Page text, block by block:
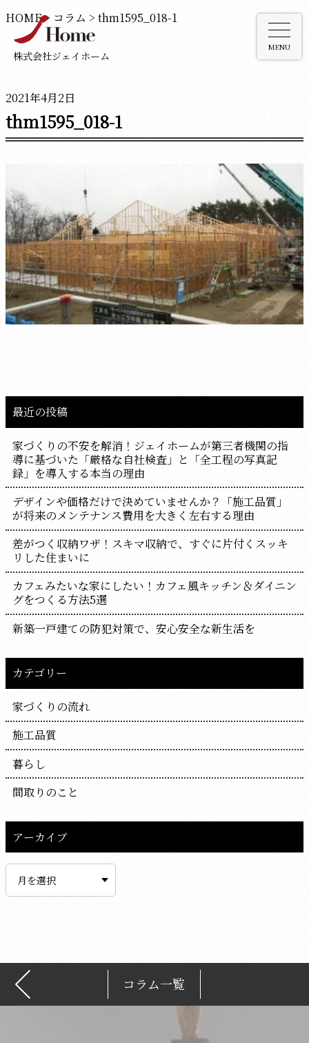
株式会社ジェイホーム
MENU
HOME> コラム > thm1595_018-1
2021年4月2日
thm1595_018-1
最近の投稿
家づくりの不安を解消！ジェイホームが第三者機関の指
導に基づいた「厳格な自社検査」と「全工程の写真記
録」を導入する本当の理由
デザインや価格だけで決めていませんか？「施工品質」
が将来のメンテナンス費用を大きく左右する理由
差がつく収納ワザ！スキマ収納で、すぐに片付くスッキ
リした住まいに
カフェみたいな家にしたい！カフェ風キッチン＆ダイニン
グをつくる方法5選
新築一戸建ての防犯対策で、安心安全な新生活を
カテゴリー
家づくりの流れ
施工品質
暮らし
間取りのこと
アーカイブ
イ
コラム一覧